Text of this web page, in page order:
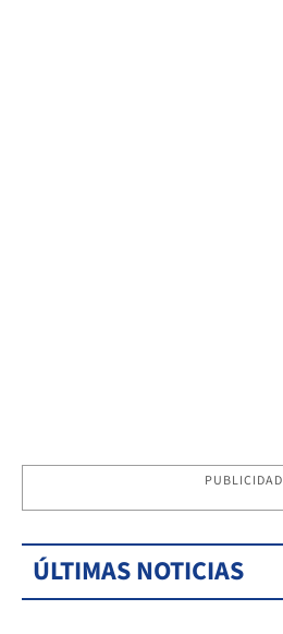
PUBLICIDAD
ÚLTIMAS NOTICIAS